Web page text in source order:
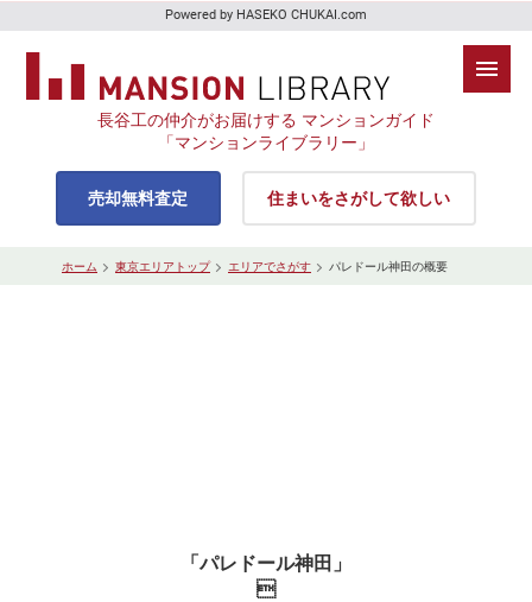
Powered by HASEKO CHUKAI.com
長谷工の仲介がお届けする マンションガイド
「マンションライブラリー」
売却無料査定 住まいをさがして欲しい
ホーム 東京エリアトップ エリアでさがす パレドール神田の概要
「パレドール神田」
